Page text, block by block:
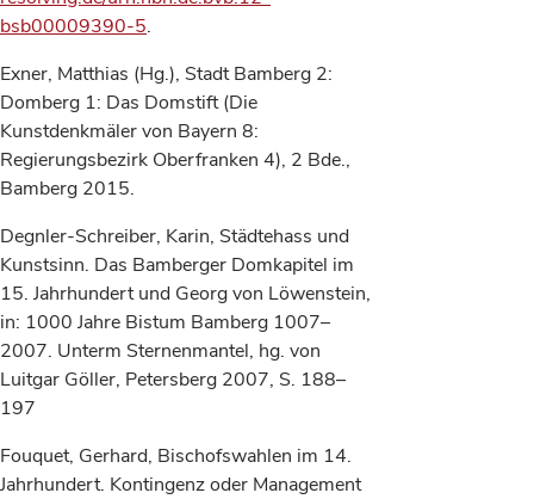
bsb00009390-5.
Exner, Matthias (Hg.), Stadt Bamberg 2:
Domberg 1: Das Domstift (Die
Kunstdenkmäler von Bayern 8:
Regierungsbezirk Oberfranken 4), 2 Bde.,
Bamberg 2015.
Degnler-Schreiber, Karin, Städtehass und
Kunstsinn. Das Bamberger Domkapitel im
15. Jahrhundert und Georg von Löwenstein,
in: 1000 Jahre Bistum Bamberg 1007–
2007. Unterm Sternenmantel, hg. von
Luitgar Göller, Petersberg 2007, S. 188–
197
Fouquet, Gerhard, Bischofswahlen im 14.
Jahrhundert. Kontingenz oder Management